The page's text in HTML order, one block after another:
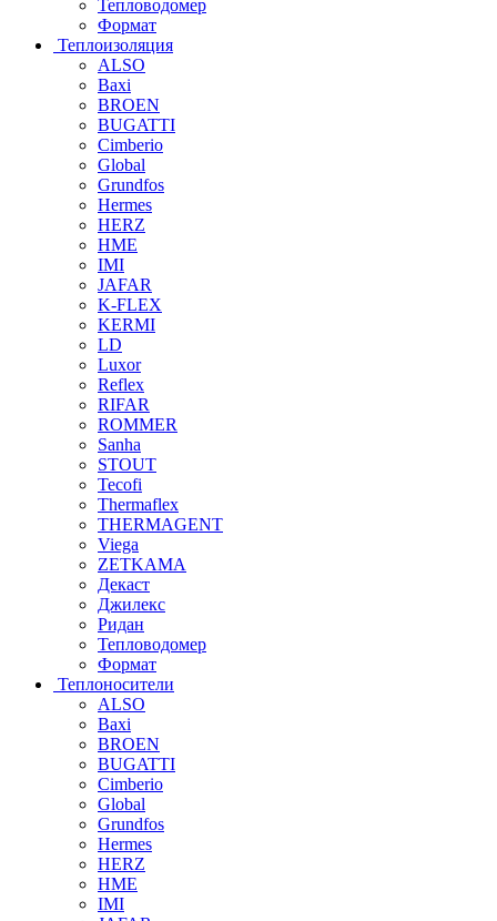
Тепловодомер
Формат
Теплоизоляция
ALSO
Baxi
BROEN
BUGATTI
Cimberio
Global
Grundfos
Hermes
HERZ
HME
IMI
JAFAR
K-FLEX
KERMI
LD
Luxor
Reflex
RIFAR
ROMMER
Sanha
STOUT
Tecofi
Thermaflex
THERMAGENT
Viega
ZETKAMA
Декаст
Джилекс
Ридан
Тепловодомер
Формат
Теплоносители
ALSO
Baxi
BROEN
BUGATTI
Cimberio
Global
Grundfos
Hermes
HERZ
HME
IMI